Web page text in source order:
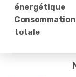
énergétique
Consommation
totale